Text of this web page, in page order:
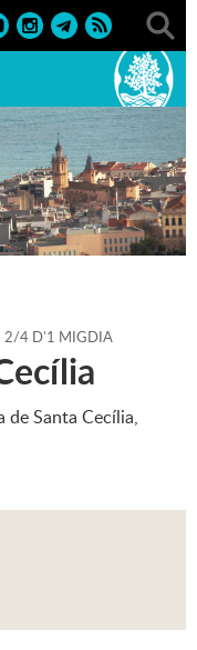
2004
2/4 D'1 MIGDIA
de Santa Cecília,